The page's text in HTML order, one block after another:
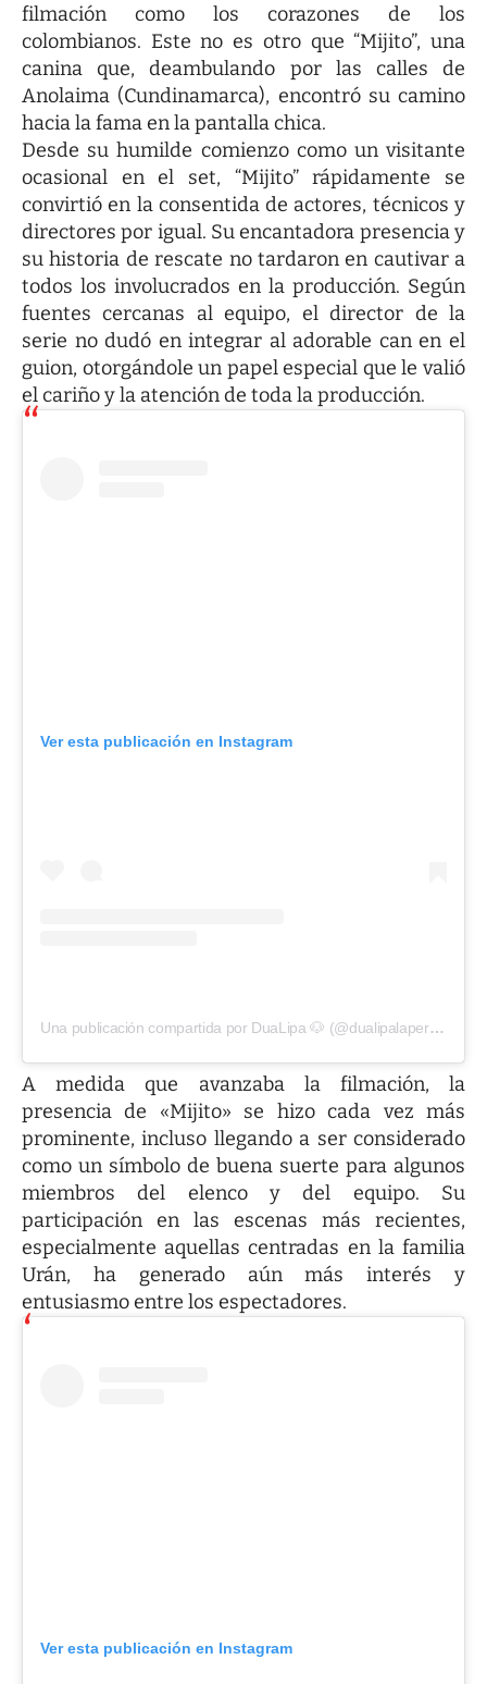
filmación como los corazones de los
colombianos. Este no es otro que “Mijito”, una
canina que, deambulando por las calles de
Anolaima (Cundinamarca), encontró su camino
hacia la fama en la pantalla chica.
Desde su humilde comienzo como un visitante
ocasional en el set, “Mijito” rápidamente se
convirtió en la consentida de actores, técnicos y
directores por igual. Su encantadora presencia y
su historia de rescate no tardaron en cautivar a
todos los involucrados en la producción. Según
fuentes cercanas al equipo, el director de la
serie no dudó en integrar al adorable can en el
guion, otorgándole un papel especial que le valió
el cariño y la atención de toda la producción.
Ver esta publicación en Instagram
Una publicación compartida por DuaLipa 🐶 (@dualipalaperrita)
A medida que avanzaba la filmación, la
presencia de «Mijito» se hizo cada vez más
prominente, incluso llegando a ser considerado
como un símbolo de buena suerte para algunos
miembros del elenco y del equipo. Su
participación en las escenas más recientes,
especialmente aquellas centradas en la familia
Urán, ha generado aún más interés y
entusiasmo entre los espectadores.
Ver esta publicación en Instagram